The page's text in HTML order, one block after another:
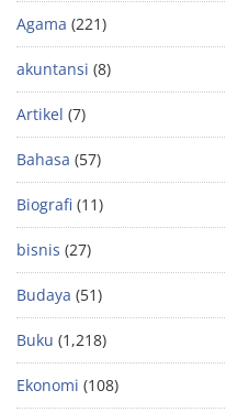
Agama (221)
akuntansi (8)
Artikel (7)
Bahasa (57)
Biografi (11)
bisnis (27)
Budaya (51)
Buku (1,218)
Ekonomi (108)